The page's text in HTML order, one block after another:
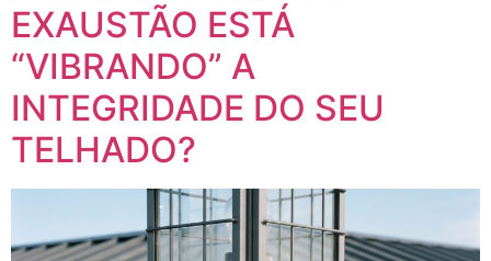
EXAUSTÃO ESTÁ
“VIBRANDO” A
INTEGRIDADE DO SEU
TELHADO?